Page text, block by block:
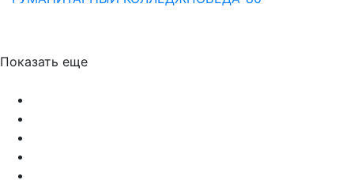
Показать еще